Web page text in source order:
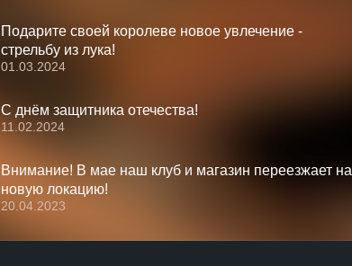
Подарите своей королеве новое увлечение -
стрельбу из лука!
01.03.2024
С днём защитника отечества!
11.02.2024
Внимание! В мае наш клуб и магазин переезжает на
новую локацию!
20.04.2023